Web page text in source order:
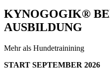
KYNOGOGIK®
AUSBILDUNG
Mehr als Hundetrainining
START SEPTEMBER 2026